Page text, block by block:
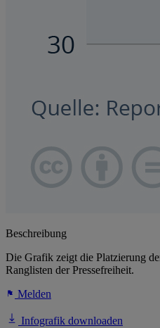
Beschreibung
Die Grafik zeigt die Platzierung
Ranglisten der Pressefreiheit.
Melden
Infografik downloaden